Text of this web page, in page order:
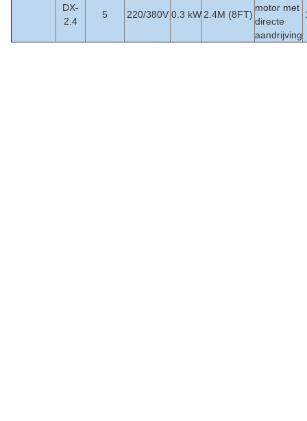
DX-
2.4
5 220/380V 0.3 kW 2.4M (8FT)
motor met
directe
aandrijving